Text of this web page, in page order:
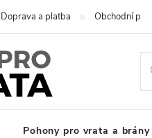
Doprava a platba Obchodní
Pohony pro vrata a brány